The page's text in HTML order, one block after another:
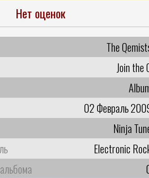
Нет оценок
The
Join the
02 Февраль
Ninja
Electronic